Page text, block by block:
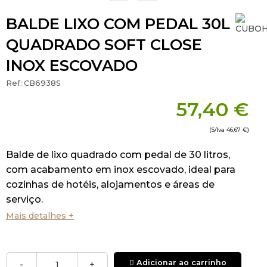
BALDE LIXO COM PEDAL 30L
QUADRADO SOFT CLOSE
INOX ESCOVADO
Ref: CB6938S
57,40 €
(S/Iva 46,67 €)
Balde de lixo quadrado com pedal de 30 litros,
com acabamento em inox escovado, ideal para
cozinhas de hotéis, alojamentos e áreas de
serviço.
de garantir resistência à corrosão e maior
Mais detalhes +
- + Adicionar ao carrinho